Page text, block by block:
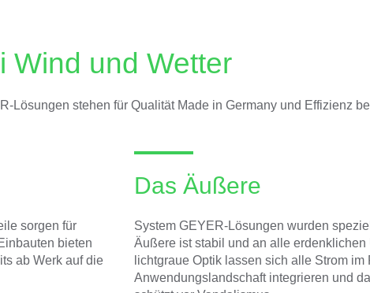
Wind und Wetter
Lösungen stehen für Qualität Made in Germany und Effizienz
sorgen für
bieten
ab Werk auf die
Das Äußere
System GEYER-Lösungen wurden
Äußere ist stabil und an alle
lichtgraue Optik lassen sich alle Strom
Anwendungslandschaft integrieren und